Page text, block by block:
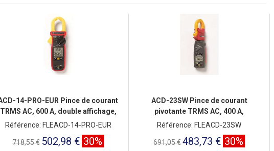
14-PRO-EUR Pince de courant
TRMS AC, 600 A, double affichage,
ouve
Référence: FLEACD-14-PRO-EUR
718,55 € 502,98 € 30%
ACD-23SW Pince de courant
pivotante TRMS AC, 400 A,
temp/capacité, mâc
Référence: FLEACD-23SW
691,05 €483,73 € 30%